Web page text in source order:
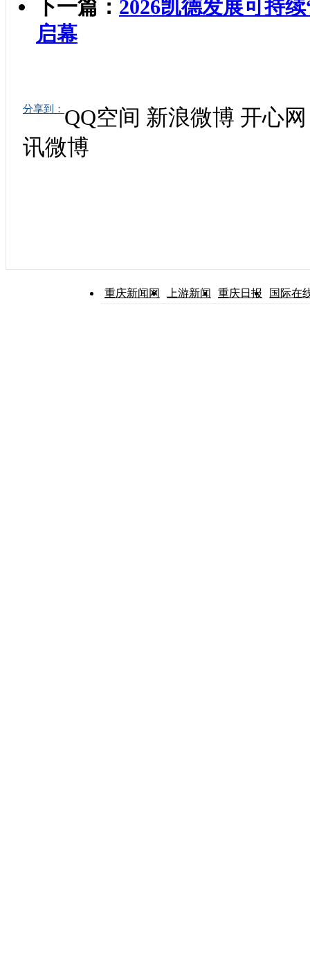
下一篇： 2026凯德发展可持
启幕
分享到： QQ空间 新浪微博 开心网
讯微博
重庆新闻网 上游新闻 重庆日报 国际在